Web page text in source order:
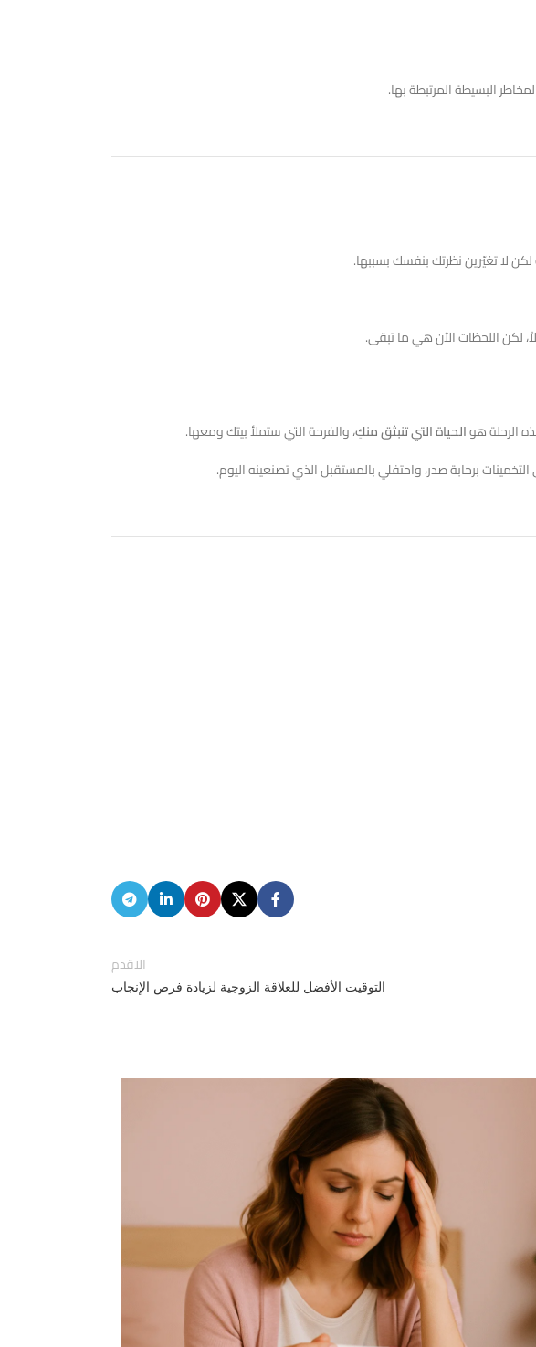
البسيطة المرتبطة بها.
لا تغيّرين نظرتك بنفسك بسببها.
لكن اللحظات الآن هي ما تبقى.
الرحلة هوالحياة التي تنبثق منكِ، والفرحة التي ستملأ بيتك ومعها.
برحابة صدر، واحتفلي بالمستقبل الذي تصنعينه اليوم.
الاقدم
التوقيت الأفضل للعلاقة الزوجية لزيادة فرص الإنجاب